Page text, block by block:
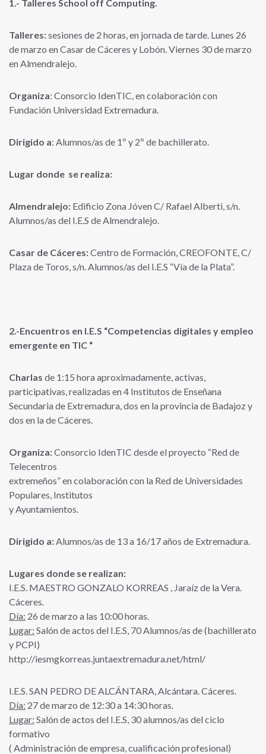
1.- Talleres School off Computing.
Talleres:sesiones de 2 horas, en jornada de tarde. Lunes 26
de marzo en Casar de Cáceres y Lobón. Viernes 30 de marzo
en Almendralejo.
Organiza: Consorcio IdenTIC, en colaboración con
Fundación Universidad Extremadura.
Dirigido a: Alumnos/as de 1º y 2º de bachillerato.
Lugar donde se realiza:
Almendralejo: Edificio Zona Jóven C/ Rafael Alberti, s/n.
Alumnos/as del I.E.S de Almendralejo.
Casar de Cáceres:Centro de Formación, CREOFONTE, C/
Plaza de Toros, s/n. Alumnos/as del I.E.S “Vía de la Plata”.
2.-Encuentros en I.E.S “Competencias digitales y empleo
emergente en TIC “
Charlas de 1:15 hora aproximadamente, activas,
participativas, realizadas en 4 Institutos de Enseñana
Secundaria de Extremadura, dos en la provincia de Badajoz y
dos en la de Cáceres.
Organiza:Consorcio IdenTIC desde el proyecto “Red de
Telecentros
extremeños” en colaboración con la Red de Universidades
Populares, Institutos
y Ayuntamientos.
Dirigido a: Alumnos/as de 13 a 16/17 años de Extremadura.
Lugares donde se realizan:
I.E.S. MAESTRO GONZALO KORREAS , Jaraíz de la Vera.
Cáceres.
Día: 26 de marzo a las 10:00 horas.
Lugar: Salón de actos del I.E.S, 70 Alumnos/as de (bachillerato
y PCPI)
http://iesmgkorreas.juntaextremadura.net/html/
I.E.S. SAN PEDRO DE ALCÁNTARA, Alcántara. Cáceres.
Día: 27 de marzo de 12:30 a 14:30 horas.
Lugar: Salón de actos del I.E.S, 30 alumnos/as del ciclo
formativo
( Administración de empresa, cualificación profesional)